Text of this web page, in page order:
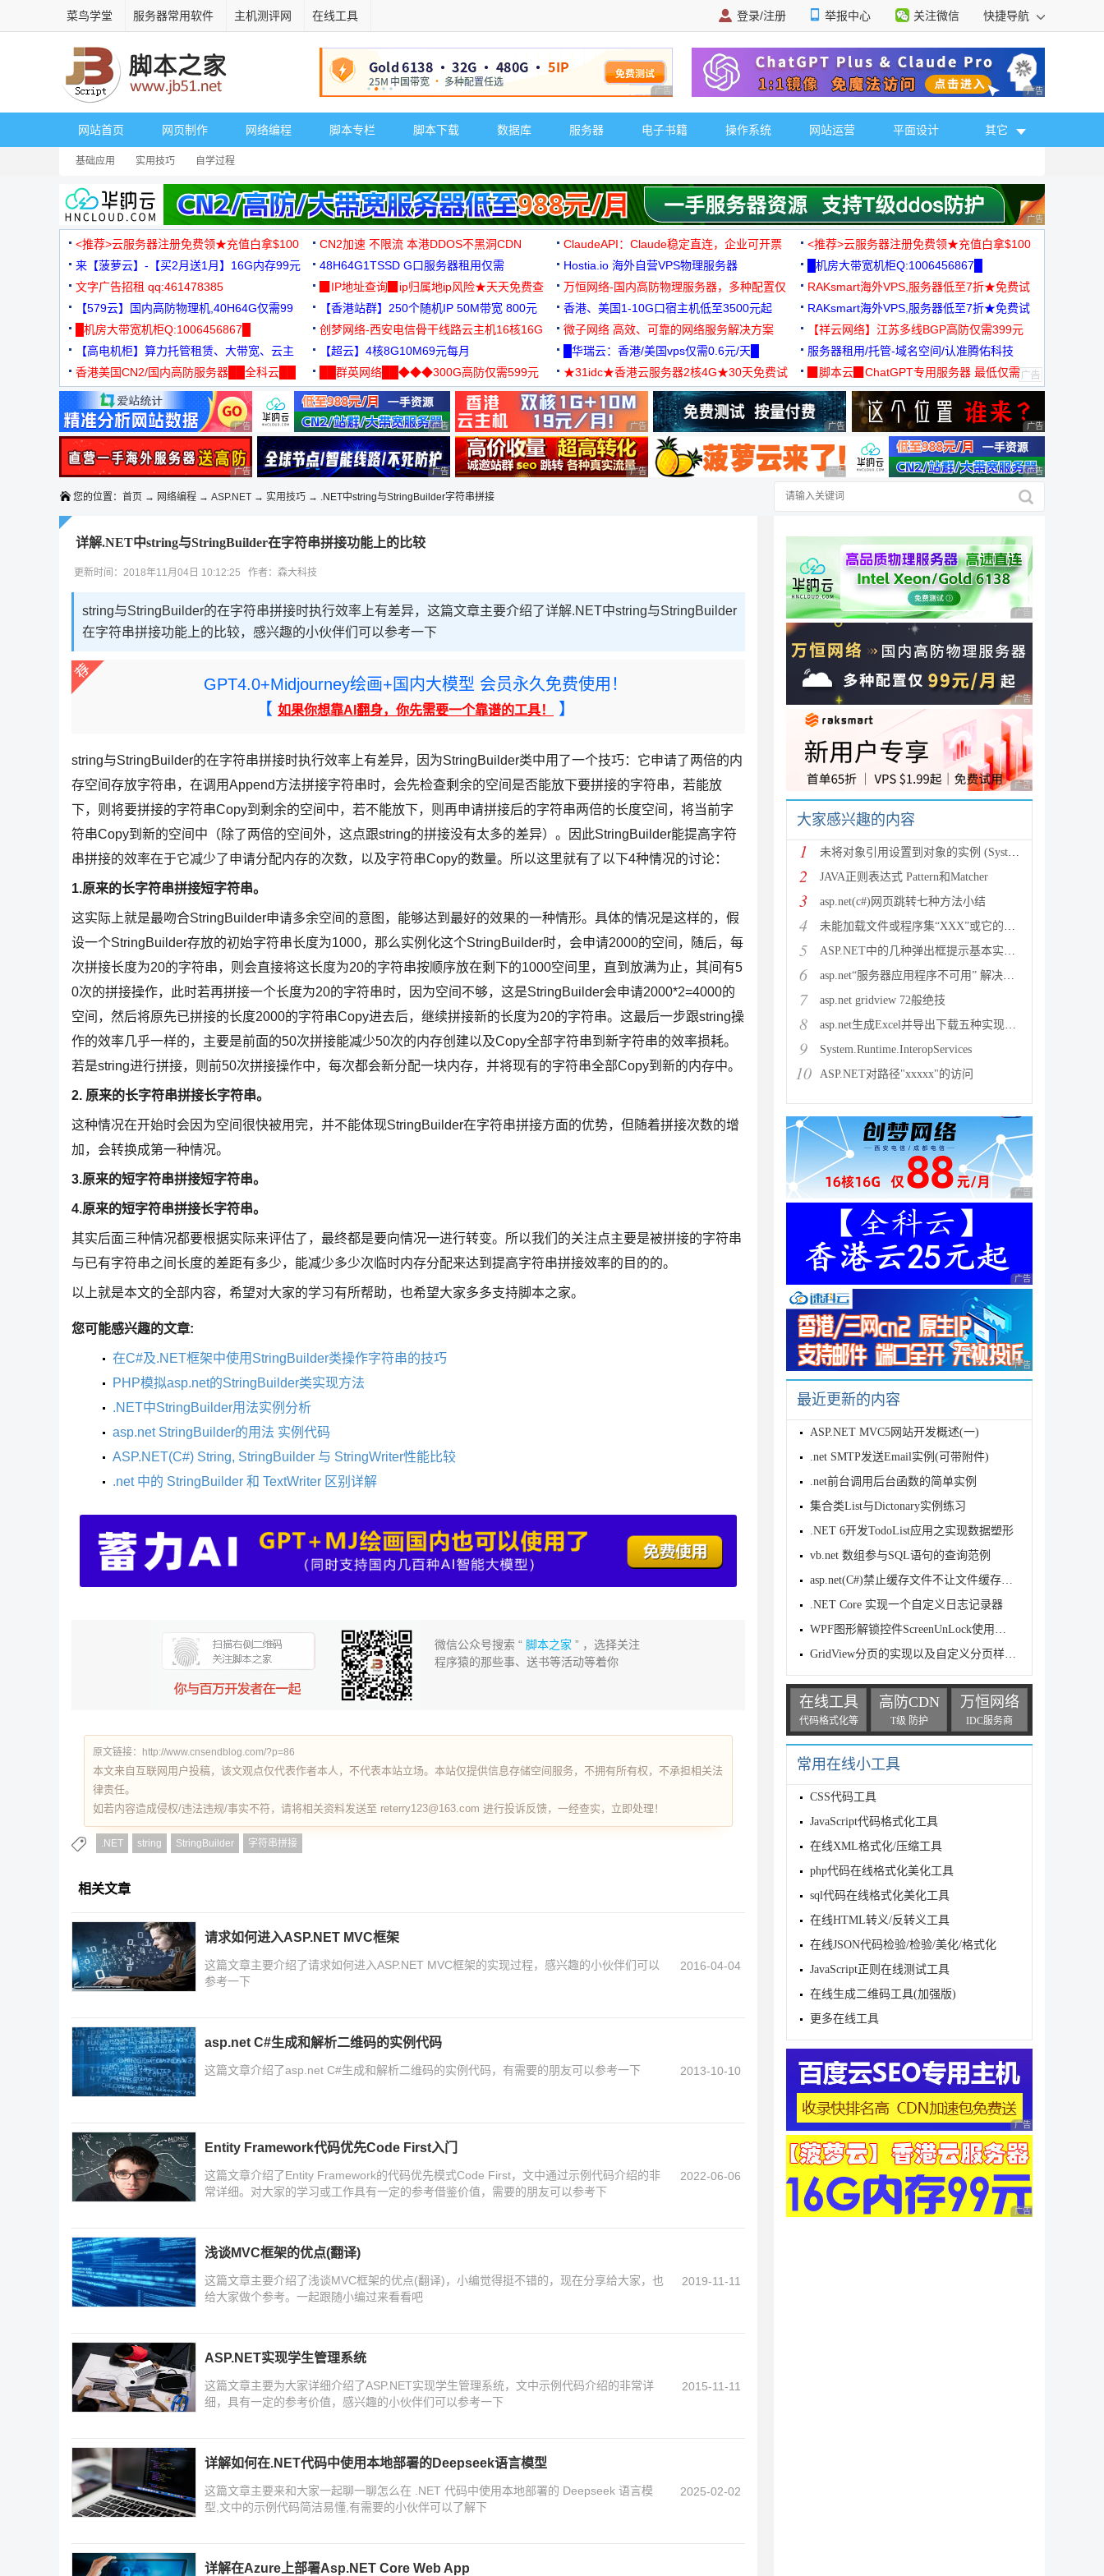
菜鸟学堂 服务器常用软件 主机测评网 在线工具 登录/注册 举报中心 关注微信 快捷导航
广告 商业广告，理性选择 广告 商业广告，理
网站首页 网页制作 网络编程 脚本专栏 脚本下载 数据库 服务器 电子书籍 操作系统 网站运营 平面设计 其它
基础应用 实用技巧 自学过程
广告 商业广告，理
<推荐>云服务器注册免费领★充值白拿$100 CN2加速 不限流 本港DDOS不黑洞CDN ClaudeAPI：Claude稳定直连，企业可开票
<推荐>云服务器注册免费领★充值白拿$100
来【菠萝云】-【买2月送1月】16G内存99元
48H64G1TSSD G口服务器租用仅需
3000+可免费测试
Hostia.io 海外自营VPS物理服务器
█机房大带宽机柜Q:1006456867█
文字广告招租 qq:461478385
▉IP地址查询▉ip归属地ip风险★天天免费查
万恒网络-国内高防物理服务器，多种配置仅
99元/月起
RAKsmart海外VPS,服务器低至7折★免费试
用★
【579云】国内高防物理机,40H64G仅需99
元
【香港站群】250个随机IP 50M带宽 800元 香港、美国1-10G口宿主机低至3500元起
RAKsmart海外VPS,服务器低至7折★免费试
用★
█机房大带宽机柜Q:1006456867█
创梦网络-西安电信骨干线路云主机16核16G
88元/月
微子网络 高效、可靠的网络服务解决方案
【祥云网络】江苏多线BGP高防仅需399元
【高电机柜】算力托管租赁、大带宽、云主
机
【超云】4核8G10M69元每月 █华瑞云：香港/美国vps仅需0.6元/天█
服务器租用/托管-域名空间/认准腾佑科技
香港美国CN2/国内高防服务器██全科云██
██群英网络██◆◆◆300G高防仅需599元
◆◆◆
★31idc★香港云服务器2核4G★30天免费试
用◆
▉脚本云▉ChatGPT专用服务器 最低仅需
19元/月
广告 商业广告，理性选择 广告 商业广告，理性选择 广告 商业广告，理性选择 广告 商业广告，理性选择 广告 商业广告，理
广告 商业广告，理性选择 广告 商业广告，理性选择 广告 商业广告，理性选择 广告 商业广告，理性选择 广告 商业广告，理
您的位置： 首页 → 网络编程 → ASP.NET → 实用技巧 → .NET中string与StringBuilder字符串拼接
详解.NET中string与StringBuilder在字符串拼接功能上的比较
更新时间：2018年11月04日 10:12:25 作者：森大科技
string与StringBuilder的在字符串拼接时执行效率上有差异，这篇文章主要介绍了详解.NET中string与StringBuilder
在字符串拼接功能上的比较，感兴趣的小伙伴们可以参考一下
GPT4.0+Midjourney绘画+国内大模型 会员永久免费使用！
【 如果你想靠AI翻身，你先需要一个靠谱的工具！ 】
string与StringBuilder的在字符串拼接时执行效率上有差异，因为StringBuilder类中用了一个技巧：它申请了两倍的内
存空间存放字符串，在调用Append方法拼接字符串时，会先检查剩余的空间是否能放下要拼接的字符串，若能放
下，则将要拼接的字符串Copy到剩余的空间中，若不能放下，则再申请拼接后的字符串两倍的长度空间，将当前字
符串Copy到新的空间中（除了两倍的空间外，这点跟string的拼接没有太多的差异）。因此StringBuilder能提高字符
串拼接的效率在于它减少了申请分配内存的次数，以及字符串Copy的数量。所以这里就有了以下4种情况的讨论：
1.原来的长字符串拼接短字符串。
这实际上就是最吻合StringBuilder申请多余空间的意图，能够达到最好的效果的一种情形。具体的情况是这样的，假
设一个StringBuilder存放的初始字符串长度为1000，那么实例化这个StringBuilder时，会申请2000的空间，随后，每
次拼接长度为20的字符串，则会直接将这长度为20的字符串按顺序放在剩下的1000空间里，直到放满为止，其间有5
0次的拼接操作，此时若再拼接一个长度为20的字符串时，因为空间不够，这是StringBuilder会申请2000*2=4000的
空间，然后将原先已拼接的长度2000的字符串Copy进去后，继续拼接新的长度为20的字符串。这最后一步跟string操
作的效率几乎一样的，主要是前面的50次拼接能减少50次的内存创建以及Copy全部字符串到新字符串的效率损耗。
若是string进行拼接，则前50次拼接操作中，每次都会新分配一块内存，并将现有的字符串全部Copy到新的内存中。
2. 原来的长字符串拼接长字符串。
这种情况在开始时会因为空间很快被用完，并不能体现StringBuilder在字符串拼接方面的优势，但随着拼接次数的增
加，会转换成第一种情况。
3.原来的短字符串拼接短字符串。
4.原来的短字符串拼接长字符串。
其实后面三种情况都要根据实际来评估了，最终都是要向情况一进行转变。所以我们的关注点主要是被拼接的字符串
与已有字符串之间长度的差距有多少，能减少多少次临时内存分配来达到提高字符串拼接效率的目的的。
以上就是本文的全部内容，希望对大家的学习有所帮助，也希望大家多多支持脚本之家。
您可能感兴趣的文章:
在C#及.NET框架中使用StringBuilder类操作字符串的技巧
PHP模拟asp.net的StringBuilder类实现方法
.NET中StringBuilder用法实例分析
asp.net StringBuilder的用法 实例代码
ASP.NET(C#) String, StringBuilder 与 StringWriter性能比较
.net 中的 StringBuilder 和 TextWriter 区别详解
微信公众号搜索 “脚本之家 ” ，选择关注
程序猿的那些事、送书等活动等着你
原文链接：http://www.cnsendblog.com/?p=86
本文来自互联网用户投稿，该文观点仅代表作者本人，不代表本站立场。本站仅提供信息存储空间服务，不拥有所有权，不承担相关法
律责任。
如若内容造成侵权/违法违规/事实不符，请将相关资料发送至 reterry123@163.com 进行投诉反馈，一经查实，立即处理！
.NET string StringBuilder 字符串拼接
相关文章
请求如何进入ASP.NET MVC框架
这篇文章主要介绍了请求如何进入ASP.NET MVC框架的实现过程，感兴趣的小伙伴们可以
参考一下
2016-04-04
asp.net C#生成和解析二维码的实例代码
这篇文章介绍了asp.net C#生成和解析二维码的实例代码，有需要的朋友可以参考一下 2013-10-10
Entity Framework代码优先Code First入门
这篇文章介绍了Entity Framework的代码优先模式Code First，文中通过示例代码介绍的非
常详细。对大家的学习或工作具有一定的参考借鉴价值，需要的朋友可以参考下
2022-06-06
浅谈MVC框架的优点(翻译)
这篇文章主要介绍了浅谈MVC框架的优点(翻译)，小编觉得挺不错的，现在分享给大家，也
给大家做个参考。一起跟随小编过来看看吧
2019-11-11
ASP.NET实现学生管理系统
这篇文章主要为大家详细介绍了ASP.NET实现学生管理系统，文中示例代码介绍的非常详
细，具有一定的参考价值，感兴趣的小伙伴们可以参考一下
2015-11-11
详解如何在.NET代码中使用本地部署的Deepseek语言模型
这篇文章主要来和大家一起聊一聊怎么在 .NET 代码中使用本地部署的 Deepseek 语言模
型,文中的示例代码简洁易懂,有需要的小伙伴可以了解下
2025-02-02
详解在Azure上部署Asp.NET Core Web App
广告 商业广告，理性
广告 商业广告，理性
广告 商业广告，理性
大家感兴趣的内容
1 未将对象引用设置到对象的实例 (System.NullRef
2 JAVA正则表达式 Pattern和Matcher
3 asp.net(c#)网页跳转七种方法小结
4 未能加载文件或程序集“XXX”或它的某一个依赖项。试图加载格
5 ASP.NET中的几种弹出框提示基本实现方法
6 asp.net“服务器应用程序不可用” 解决方法
7 asp.net gridview 72般绝技
8 asp.net生成Excel并导出下载五种实现方法
9 System.Runtime.InteropServices
10 ASP.NET对路径"xxxxx"的访问
广告 商业广告，理性
广告 商业广告，理性
广告 商业广告，理性
最近更新的内容
ASP.NET MVC5网站开发概述(一)
.net SMTP发送Email实例(可带附件)
.net前台调用后台函数的简单实例
集合类List与Dictonary实例练习
.NET 6开发TodoList应用之实现数据塑形
vb.net 数组参与SQL语句的查询范例
asp.net(C#)禁止缓存文件不让文件缓存到客户端
.NET Core 实现一个自定义日志记录器
WPF图形解锁控件ScreenUnLock使用详解
GridView分页的实现以及自定义分页样式功能实例
在线工具
代码格式化等
高防CDN
T级 防护
万恒网络
IDC服务商
常用在线小工具
CSS代码工具
JavaScript代码格式化工具
在线XML格式化/压缩工具
php代码在线格式化美化工具
sql代码在线格式化美化工具
在线HTML转义/反转义工具
在线JSON代码检验/检验/美化/格式化
JavaScript正则在线测试工具
在线生成二维码工具(加强版)
更多在线工具
广告 商业广告，理性
广告 商业广告，理性